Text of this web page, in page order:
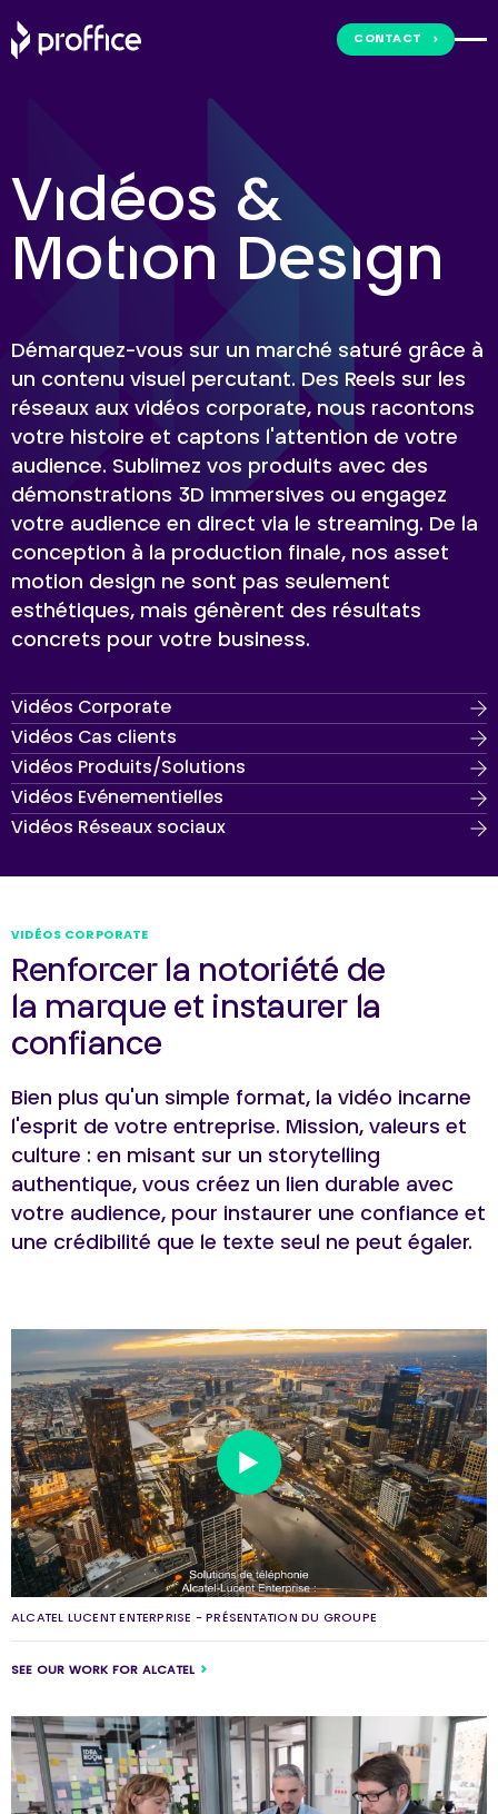
to
content
CONTACT
Vidéos &
Motion Design
Démarquez-vous sur un marché saturé grâce à
un contenu visuel percutant. Des Reels sur les
réseaux aux vidéos corporate, nous racontons
votre histoire et captons l'attention de votre
audience. Sublimez vos produits avec des
démonstrations 3D immersives ou engagez
votre audience en direct via le streaming. De la
conception à la production finale, nos asset
motion design ne sont pas seulement
esthétiques, mais génèrent des résultats
concrets pour votre business.
Vidéos Corporate
Vidéos Cas clients
Vidéos Produits/Solutions
Vidéos Evénementielles
Vidéos Réseaux sociaux
VIDÉOS CORPORATE
Renforcer la notoriété de
la marque et instaurer la
confiance
Bien plus qu'un simple format, la vidéo incarne
l'esprit de votre entreprise. Mission, valeurs et
culture : en misant sur un storytelling
authentique, vous créez un lien durable avec
votre audience, pour instaurer une confiance et
une crédibilité que le texte seul ne peut égaler.
ALCATEL LUCENT ENTERPRISE - PRÉSENTATION DU GROUPE
SEE OUR WORK FOR ALCATEL